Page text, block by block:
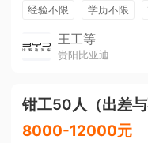
经验不限 学历不限
王工等
贵阳比亚迪
钳工50人（出差与
8000-12000元